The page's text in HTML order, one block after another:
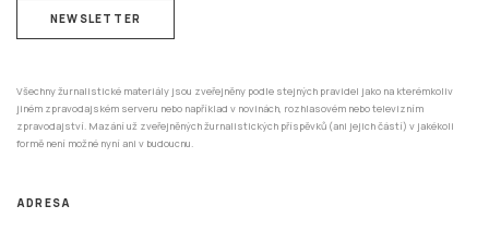
NEWSLETTER
Všechny žurnalistické materiály jsou zveřejněny podle stejných pravidel jako na kterémkoliv
jiném zpravodajském serveru nebo například v novinách, rozhlasovém nebo televizním
zpravodajství. Mazání už zveřejněných žurnalistických příspěvků (ani jejich částí) v jakékoli
formě není možné nyní ani v budoucnu.
ADRESA